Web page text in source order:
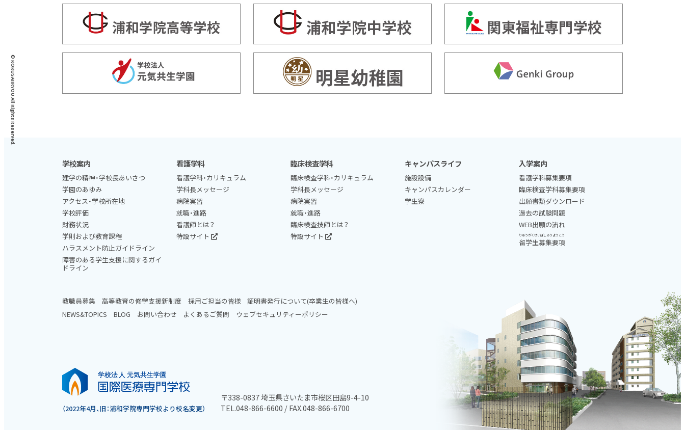
学校案内
建学の精神・学校長あいさつ
学園のあゆみ
アクセス・学校所在地
学校評価
財務状況
学則および教育課程
ハラスメント防止ガイドライン
障害のある学生支援に関するガイ
ドライン
看護学科
看護学科・カリキュラム
学科長メッセージ
病院実習
就職・進路
看護師とは？
特設サイト
臨床検査学科
臨床検査学科・カリキュラム
学科長メッセージ
病院実習
就職・進路
臨床検査技師とは？
特設サイト
キャンパスライフ
施設設備
キャンパスカレンダー
学生寮
入学案内
看護学科募集要項
臨床検査学科募集要項
出願書類ダウンロード
過去の試験問題
WEB出願の流れ
留学生募集要項
りゅうがくせいぼしゅうようこう
教職員募集 高等教育の修学支援新制度 採用ご担当の皆様
証明書発行について(卒業生の皆様へ)
NEWS&TOPICS
BLOG お問い合わせ よくあるご質問 ウェブセキュリティーポリシー
（2022年4月、旧：浦和学院専門学校より校名変更）
〒338-0837 埼玉県さいたま市桜区田島9-4-10
TEL.048-866-6600 / FAX.048-866-6700
© KOKUSAIIRYOU All Rights Reserved.